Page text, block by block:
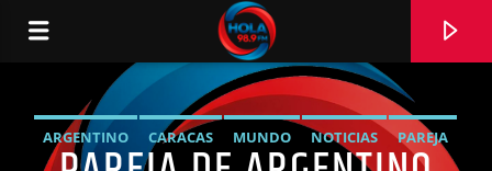
RADIO HOLA
ARGENTINO CARACAS MUNDO NOTICIAS PAREJA